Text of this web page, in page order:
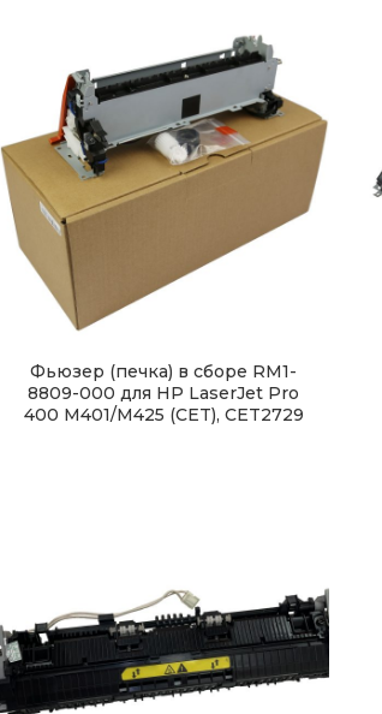
Фьюзер (печка) в сборе RM1-
8809-000 для HP LaserJet Pro
400 M401/M425 (CET), CET2729